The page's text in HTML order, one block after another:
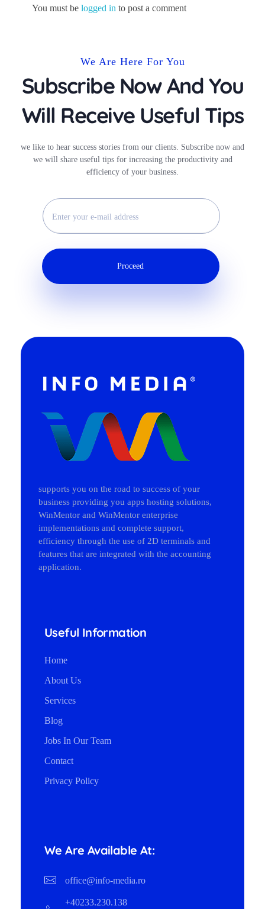
You must be logged in to post a comment
We Are Here For You
Subscribe Now And You
Will Receive Useful Tips
we like to hear success stories from our clients. Subscribe now and
we will share useful tips for increasing the productivity and
efficiency of your business.
supports you on the road to success of your
business providing you apps hosting solutions,
WinMentor and WinMentor enterprise
implementations and complete support,
efficiency through the use of 2D terminals and
features that are integrated with the accounting
application.
Useful Information
Home
About Us
Services
Blog
Jobs In Our Team
Contact
Privacy Policy
We Are Available At:
office@info-media.ro
+40233.230.138